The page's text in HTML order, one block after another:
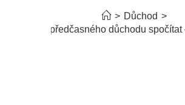
> Důchod >
Kdy do předčasného důchodu spočítat